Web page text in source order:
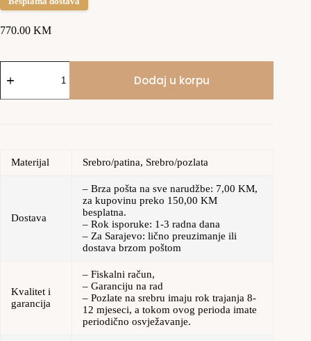
770.00 KM
Dodaj u korpu
Materijal Srebro/patina, Srebro/pozlata
Dostava
– Brza pošta na sve narudžbe: 7,00 KM,
za kupovinu preko 150,00 KM
besplatna.
– Rok isporuke: 1-3 radna dana
– Za Sarajevo: lično preuzimanje ili
dostava brzom poštom
Kvalitet i
garancija
– Fiskalni račun,
– Garanciju na rad
– Pozlate na srebru imaju rok trajanja 8-
12 mjeseci, a tokom ovog perioda imate
periodično osvježavanje.